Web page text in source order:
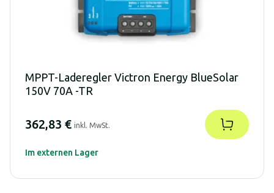
MPPT-Laderegler Victron Energy BlueSolar
150V 70A -TR
362,83 € inkl. MwSt.
Im externen Lager